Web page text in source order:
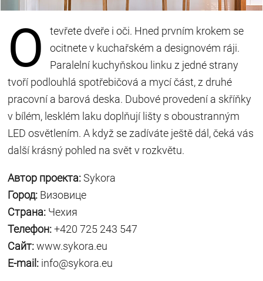
O
tevřete dveře i oči. Hned prvním krokem se
ocitnete v kuchařském a designovém ráji.
Paralelní kuchyňskou linku z jedné strany
tvoří podlouhlá spotřebičová a mycí část, z druhé
pracovní a barová deska. Dubové provedení a skříňky
v bílém, lesklém laku doplňují lišty s oboustranným
LED osvětlením. A když se zadíváte ještě dál, čeká vás
další krásný pohled na svět v rozkvětu.
Автор проекта:Sykora
Город: Визовице
Страна: Чехия
Телефон:+420 725 243 547
Сайт:www.sykora.eu
E-mail: info@sykora.eu